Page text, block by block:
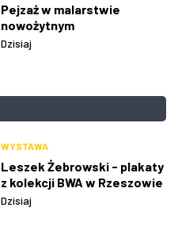
Pejzaż w malarstwie
nowożytnym
Dzisiaj
WYSTAWA
Leszek Żebrowski - plakaty
z kolekcji BWA w Rzeszowie
Dzisiaj